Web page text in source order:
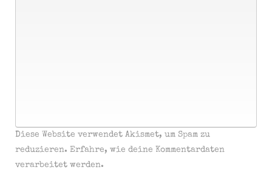
Diese Website verwendet Akismet, um Spam zu
reduzieren. Erfahre, wie deine Kommentardaten
verarbeitet werden.